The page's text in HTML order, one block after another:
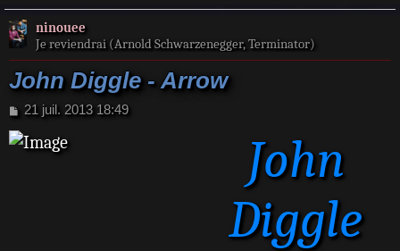
ninouee
Je reviendrai (Arnold Schwarzenegger, Terminator)
John Diggle - Arrow
M
s
21 juil. 2013 18:49
John
Diggle